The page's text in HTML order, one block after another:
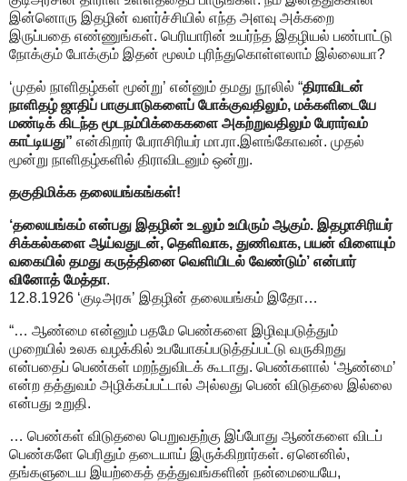
இன்னொரு இதழின் வளர்ச்சியில் எந்த அளவு அக்கறை
இருப்பதை எண்ணுங்கள். பெரியாரின் உயர்ந்த இதழியல் பண்பாட்டு
நோக்கும் போக்கும் இதன் மூலம் புரிந்துகொள்ளலாம் இல்லையா?
‘முதல் நாளிதழ்கள் மூன்று’ என்னும் தமது நூலில் “திராவிடன்
நாளிதழ் ஜாதிப் பாகுபாடுகளைப் போக்குவதிலும், மக்களிடையே
மண்டிக் கிடந்த மூடநம்பிக்கைகளை அகற்றுவதிலும் பேரார்வம்
காட்டியது” என்கிறார் பேராசிரியர் மா.ரா.இளங்கோவன். முதல்
மூன்று நாளிதழ்களில் திராவிடனும் ஒன்று.
தகுதிமிக்க தலையங்கங்கள்!
‘தலையங்கம் என்பது இதழின் உடலும் உயிரும் ஆகும். இதழாசிரியர்
சிக்கல்களை ஆய்வதுடன், தெளிவாக, துணிவாக, பயன் விளையும்
வகையில் தமது கருத்தினை வெளியிடல் வேண்டும்’ என்பார்
வினோத் மேத்தா.
12.8.1926 ‘குடிஅரசு’ இதழின் தலையங்கம் இதோ…
“… ஆண்மை என்னும் பதமே பெண்களை இழிவுபடுத்தும்
முறையில் உலக வழக்கில் உபயோகப்படுத்தப்பட்டு வருகிறது
என்பதைப் பெண்கள் மறந்துவிடக் கூடாது. பெண்களால் ‘ஆண்மை’
என்ற தத்துவம் அழிக்கப்பட்டால் அல்லது பெண் விடுதலை இல்லை
என்பது உறுதி.
… பெண்கள் விடுதலை பெறுவதற்கு இப்போது ஆண்களை விடப்
பெண்களே பெரிதும் தடையாய் இருக்கிறார்கள். ஏனெனில்,
தங்களுடைய இயற்கைத் தத்துவங்களின் நன்மையையே,